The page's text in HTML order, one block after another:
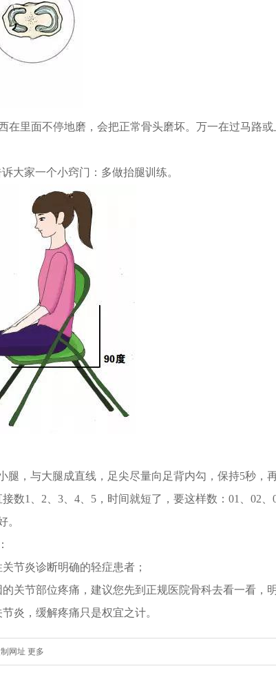
在里面不停地磨，会把正常骨头磨坏。万一在过马路或
家一个小窍门：多做抬腿训练。
，与大腿成直线，足尖尽量向足背内勾，保持5秒，
数1、2、3、4、5，时间就短了，要这样数：01、02
。
炎诊断明确的轻症患者；
节部位疼痛，建议您先到正规医院骨科去看一看，明
，缓解疼痛只是权宜之计。
网址 更多